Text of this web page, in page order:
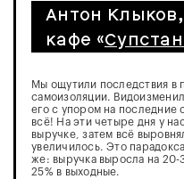
Антон
кафе «
Мы ощутили последствия в
самоизоляции.
его с упором на последние
всё! На эти четыре дня у
выручке, затем всё
увеличилось. Это
же: выручка выросла на 20-
25% в выходные.